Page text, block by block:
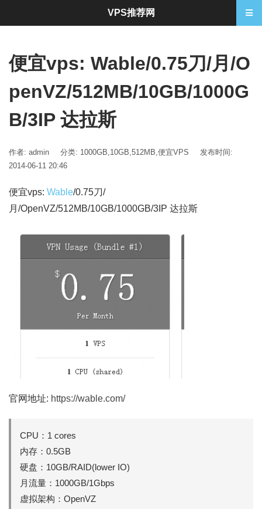
便宜vps: Wable/0.75刀/月/O
penVZ/512MB/10GB/1000G
B/3IP 达拉斯
作者: admin 分类: 1000GB,10GB,512MB,便宜VPS
发布时间:
2014-06-11 20:46
便宜vps: Wable/0.75刀/
月/OpenVZ/512MB/10GB/1000GB/3IP 达拉斯
官网地址: https://wable.com/
CPU：1 cores
内存：0.5GB
硬盘：10GB/RAID(lower IO)
月流量：1000GB/1Gbps
虚拟架构：OpenVZ
VPS推荐网